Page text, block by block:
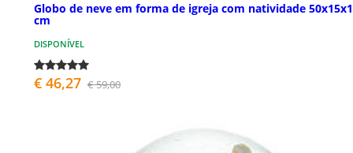
Globo de neve em forma de igreja com natividade
cm
DISPONÍVEL
€ 46,27 € 59,00